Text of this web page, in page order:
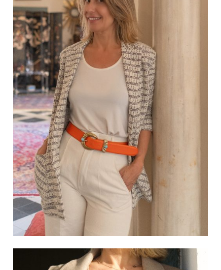
No hay productos en el
carrito.